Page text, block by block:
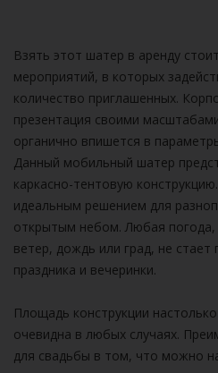
Взять этот шатер в аренду
мероприятий, в которых
количество приглашенных.
презентация своими
органично впишется в
Данный мобильный шатер
каркасно-тентовую
идеальным решением для
открытым небом. Любая
ветер, дождь или град, не
праздника и вечеринки.
Площадь конструкции
очевидна в любых случаях.
для свадьбы в том, что можно